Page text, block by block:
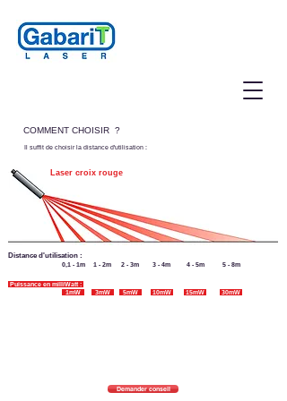
COMMENT CHOISIR ?
Il suffit de choisir la distance d'utilisation :
Laser croix rouge
Distance d'utilisation :
0,1 - 1m 1 - 2m 2 - 3m 3 - 4m 4 - 5m 5 - 8m
Puissance en milliWatt :
1mW
3mW 5mW 10mW 15mW 30mW
Demander conseil